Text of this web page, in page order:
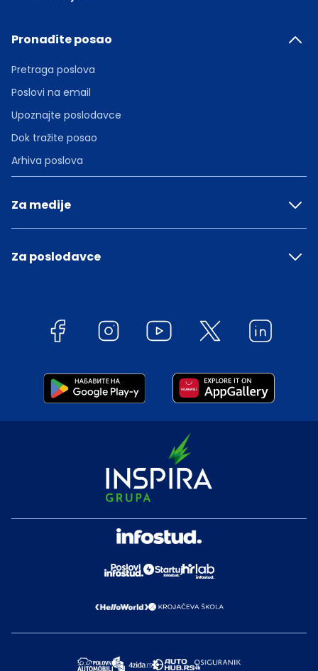
Pronađite posao
Pretraga poslova
Poslovi na email
Upoznajte poslodavce
Dok tražite posao
Arhiva poslova
Za medije
Za poslodavce